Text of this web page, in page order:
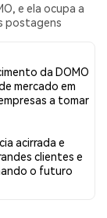
e ela ocupa a
postagens
fim, foram
No Twitter,
otimista em
neutros em
em 342
da DOMO
mercado em
a tomar
acirrada e
clientes e
o futuro